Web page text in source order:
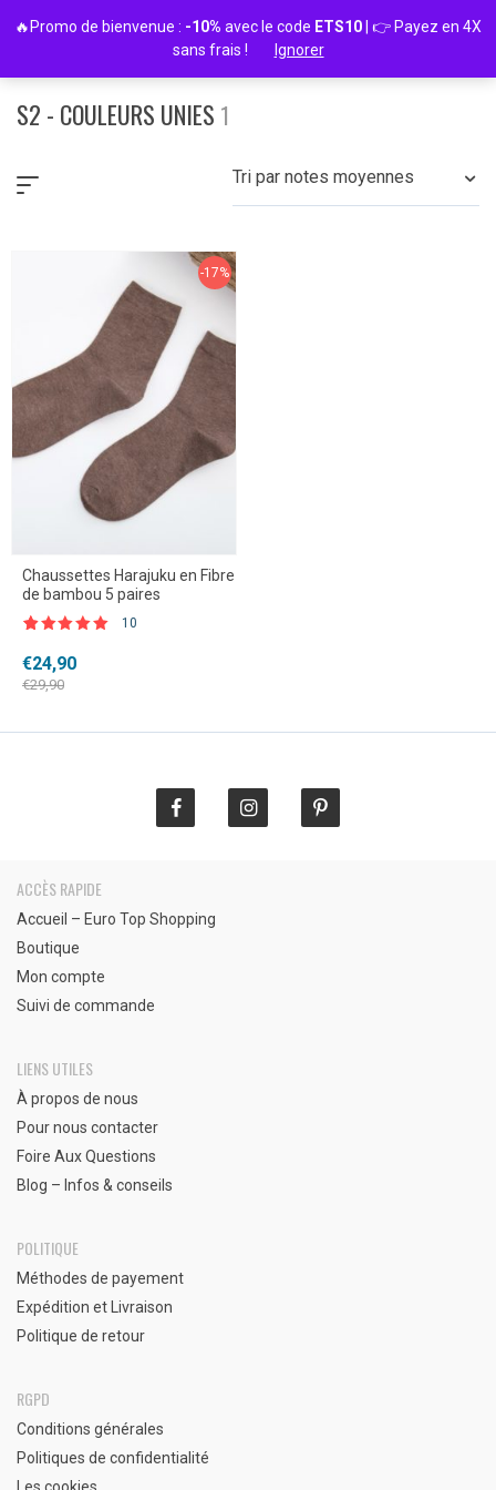
S2 - COULEURS UNIES 1
Tri par notes moyennes
-17%
Chaussettes Harajuku en Fibre
de bambou 5 paires
sur
notations
client
10
€29,90
Le
prix
€24,90
Le
prix
ACCÈS RAPIDE
Accueil – Euro Top Shopping
Boutique
Mon compte
Suivi de commande
LIENS UTILES
À propos de nous
Pour nous contacter
Foire Aux Questions
Blog – Infos & conseils
POLITIQUE
Méthodes de payement
Expédition et Livraison
Politique de retour
RGPD
Conditions générales
Politiques de confidentialité
🔥Promo de bienvenue : -10% avec le code ETS10 | 👉 Payez en 4X
sans frais !
Ignorer